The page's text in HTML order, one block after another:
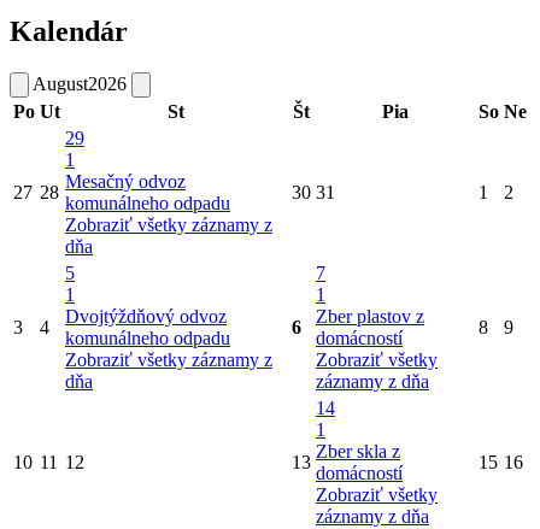
Kalendár
August2026
Po Ut St Št Pia So Ne
27 28
29
1
Mesačný odvoz
komunálneho odpadu
Zobraziť všetky záznamy z
dňa
30 31 1 2
3 4
5
1
Dvojtýždňový odvoz
komunálneho odpadu
Zobraziť všetky záznamy z
dňa
6
7
1
Zber plastov z
domácností
Zobraziť všetky
záznamy z dňa
8 9
10 11 12 13
14
1
Zber skla z
domácností
Zobraziť všetky
záznamy z dňa
15 16